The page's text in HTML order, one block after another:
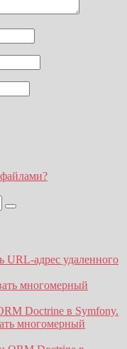
URL-адрес удаленного
многомерный
Doctrine в Symfony.
многомерный